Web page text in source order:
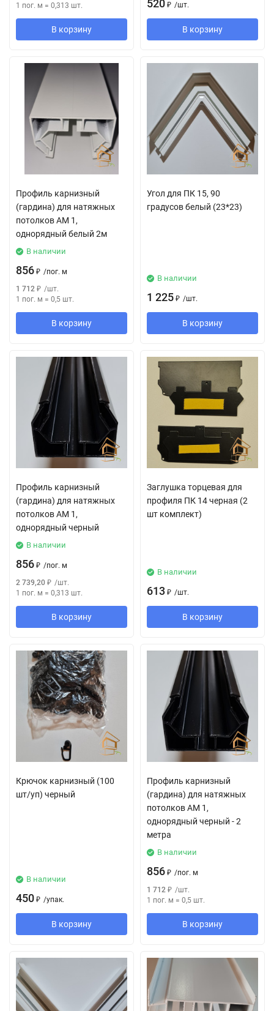
1 пог. м = 0,313 шт.
В корзину
520 ₽ /шт.
В корзину
Профиль карнизный
(гардина) для натяжных
потолков АМ 1,
однорядный белый 2м
В наличии
856 ₽ /пог. м
1 712 ₽ /шт.
1 пог. м = 0,5 шт.
В корзину
Угол для ПК 15, 90
градусов белый (23*23)
В наличии
1 225 ₽ /шт.
В корзину
Профиль карнизный
(гардина) для натяжных
потолков АМ 1,
однорядный черный
В наличии
856 ₽ /пог. м
2 739,20 ₽ /шт.
1 пог. м = 0,313 шт.
В корзину
Заглушка торцевая для
профиля ПК 14 черная (2
шт комплект)
В наличии
613 ₽ /шт.
В корзину
Крючок карнизный (100
шт/уп) черный
В наличии
450 ₽ /упак.
В корзину
Профиль карнизный
(гардина) для натяжных
потолков АМ 1,
однорядный черный - 2
метра
В наличии
856 ₽ /пог. м
1 712 ₽ /шт.
1 пог. м = 0,5 шт.
В корзину